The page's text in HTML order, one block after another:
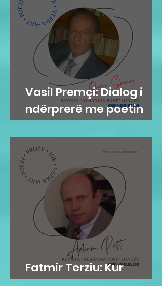
Vasil Premçi: Dialog i
ndërprerë me poetin
Qazim Shemaj
Fatmir Terziu: Kur